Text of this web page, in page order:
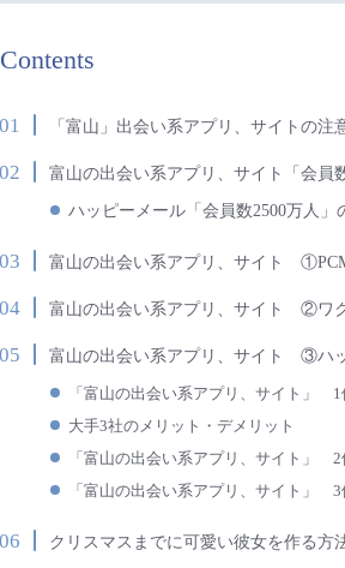
Contents
「富山」出会い系アプリ、サイトの注
富山の出会い系アプリ、サイト「会員
ハッピーメール「会員数2500万人」
富山の出会い系アプリ、サイト
富山の出会い系アプリ、サイト ②ワ
富山の出会い系アプリ、サイト ③ハ
「富山の出会い系アプリ、サイト」
大手3社のメリット・デメリット
「富山の出会い系アプリ、サイト」
「富山の出会い系アプリ、サイト」
クリスマスまでに可愛い彼女を作る方